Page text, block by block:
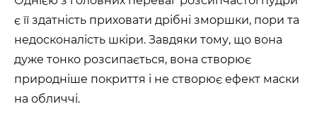
є її здатність приховати дрібні зморшки, пори та
недосконалість шкіри. Завдяки тому, що вона
дуже тонко розсипається, вона створює
природніше покриття і не створює ефект маски
на обличчі.